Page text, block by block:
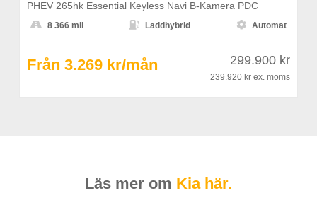
PHEV 265hk Essential Keyless Navi B-Kamera PDC
 8 366 mil  Laddhybrid  Automat
Från 3.269 kr/mån 299.900 kr
239.920 kr ex. moms
Läs mer om Kia här.